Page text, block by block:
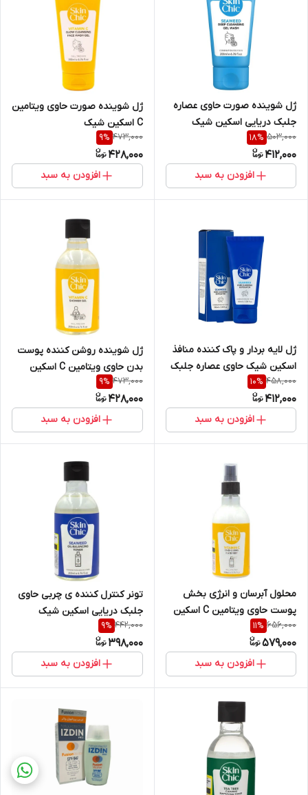
ژل شوینده صورت حاوی عصاره
جلبک دریایی اسکین شیک
503,000
18%
412,000
افزودن به سبد
ژل شوینده صورت حاوی ویتامین
C اسکین شیک
473,000
9%
428,000
افزودن به سبد
ژل لایه بردار و پاک کننده منافذ
اسکین شیک حاوی عصاره جلبک
دریایی حجم 100 میلی لیتر
458,000
10%
412,000
افزودن به سبد
ژل شوینده روشن کننده پوست
بدن حاوی ویتامین C اسکین
شیک
473,000
9%
428,000
افزودن به سبد
محلول آبرسان و انرژی بخش
پوست حاوی ویتامین C اسکین
شیک
656,000
11%
579,000
افزودن به سبد
تونر کنترل کننده ی چربی حاوی
جلبک دریایی اسکین شیک
442,000
9%
398,000
افزودن به سبد